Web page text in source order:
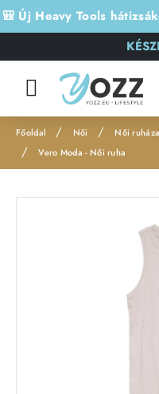
🎒 Új Heavy Tools
o
Női Női
Vero Moda - Női ruha